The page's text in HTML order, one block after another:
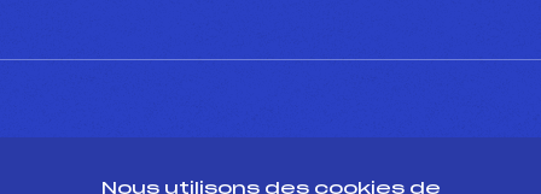
Nous utilisons des cookies de